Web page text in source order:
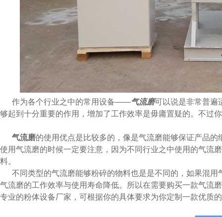
作为各个行业之中的常用设备——气流磨可以说是非常普遍
够起到十分重要的作用，增加了工作效率是毋庸置疑的。不
气流磨的使用优点是比较多的，像是气流磨能够保证产品的
使用气流磨的时候一定要注意，因为不同行业之中使用的气流
料。
不同类型的气流磨能够粉碎的物料也是是不同的，如果混用
气流磨的工作效率与使用寿命降低。所以在需要购买一款气
专业的粉体设备厂家，可根据你的具体要求为你定制一款优质的